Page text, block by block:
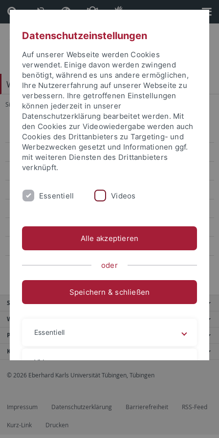
Direkt
zum
Inhalt
Direkt
zur
Fußleiste
Web-Styleguide Uni Tübingen
Sie sind hier: Startseite ... Ebene 3.3
Ebene 3.1
Ebene 3.2
Ebene 3.3
Ebene 4.1
Ebene 3.5
Ebene 3.6
Ebene 3.7
Service
Weitere Angebote
Portale
Kontaktinfo
© 2026 Eberhard Karls Universität Tübingen, Tübingen
Impressum Datenschutzerklärung Barrierefreiheit RSS-Feed
Kurz-Link Drucken
Datenschutzeinstellungen
Auf unserer Webseite werden Cookies
verwendet. Einige davon werden zwingend
benötigt, während es uns andere ermöglichen,
Ihre Nutzererfahrung auf unserer Webseite zu
verbessern. Ihre getroffenen Einstellungen
können jederzeit in unserer
Datenschutzerklärung bearbeitet werden. Mit
den Cookies zur Videowiedergabe werden auch
Cookies des Drittanbieters zu Targeting- und
Werbezwecken gesetzt und Informationen ggf.
mit weiteren Diensten des Drittanbieters
verknüpft.
Essentiell Videos
Alle akzeptieren
oder
Speichern & schließen
Essentiell
Videos